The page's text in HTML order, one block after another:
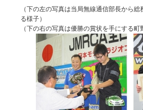
（下の左の写真は当局無線通信部長から
る様子）
（下の右の写真は優勝の賞状を手にする町